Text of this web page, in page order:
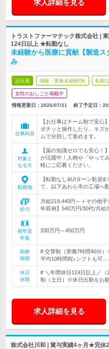
求人詳細を見る
トラストファーマテック株式会社 |
124日以上 ★転勤なし
未経験から医療に貢献【製造
み
正社員 職種・業種未経験OK 転勤
女性のおしごと掲載中
情報更新日：2026/07/31 終了予定日：
仕事内容
【お仕事はチーム制で安心
ポチッと操作したり、キズ
ムで分担して進めます。
対象と
なる方
【薬の知識ゼロでも安心！
が活躍中！人柄や「やって
軽にご応募ください。
勤務地
【転勤なし&UIターン歓迎
て、以下あわら市の工場へ
給与
月給219,440円～＋その他
年収例】540万円/30代/月給
初年度
年収
330万円～450万円
勤務
時間
# 交替制（実働7時間40分
平均10時間程♪シフトも可…
休日
休暇
# ＼年間休日124日以上／
制（土日）※休日出勤をお
求人詳細を見る
株式会社川和 | 賞与実績4ヶ月★完